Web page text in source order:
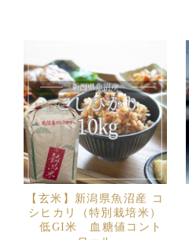
【玄米】新潟県魚沼産 コ
シヒカリ（特別栽培米）
低GI米 血糖値コント